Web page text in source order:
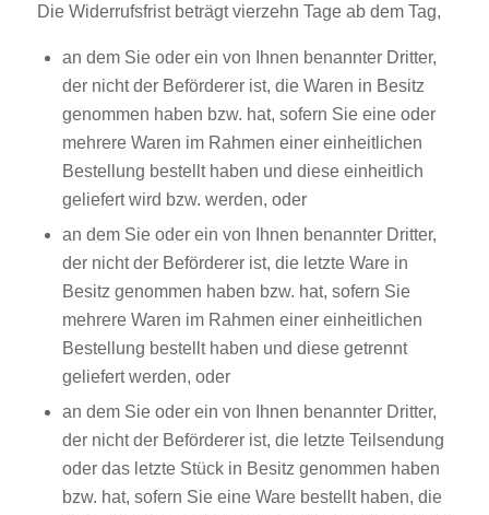
Die Widerrufsfrist beträgt vierzehn Tage ab dem Tag,
an dem Sie oder ein von Ihnen benannter Dritter,
der nicht der Beförderer ist, die Waren in Besitz
genommen haben bzw. hat, sofern Sie eine oder
mehrere Waren im Rahmen einer einheitlichen
Bestellung bestellt haben und diese einheitlich
geliefert wird bzw. werden, oder
an dem Sie oder ein von Ihnen benannter Dritter,
der nicht der Beförderer ist, die letzte Ware in
Besitz genommen haben bzw. hat, sofern Sie
mehrere Waren im Rahmen einer einheitlichen
Bestellung bestellt haben und diese getrennt
geliefert werden, oder
an dem Sie oder ein von Ihnen benannter Dritter,
der nicht der Beförderer ist, die letzte Teilsendung
oder das letzte Stück in Besitz genommen haben
bzw. hat, sofern Sie eine Ware bestellt haben, die